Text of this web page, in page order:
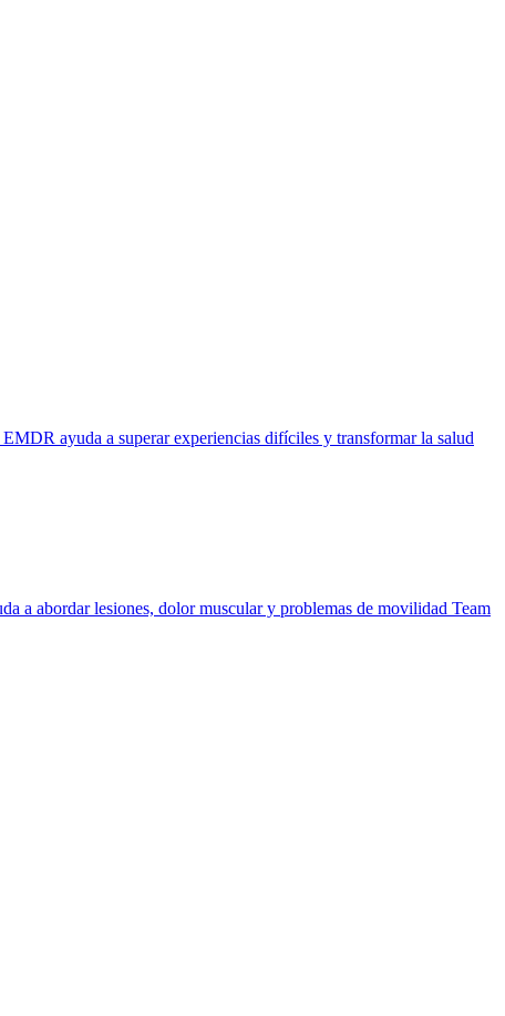
ayuda a superar experiencias difíciles y transformar la salud
a abordar lesiones, dolor muscular y problemas de movilidad Team